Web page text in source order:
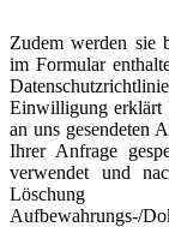
Zudem werden sie
im Formular
Einwilligung erklärt
an uns gesendeten
Ihrer Anfrage
verwendet und
Aufbewahrungs-/